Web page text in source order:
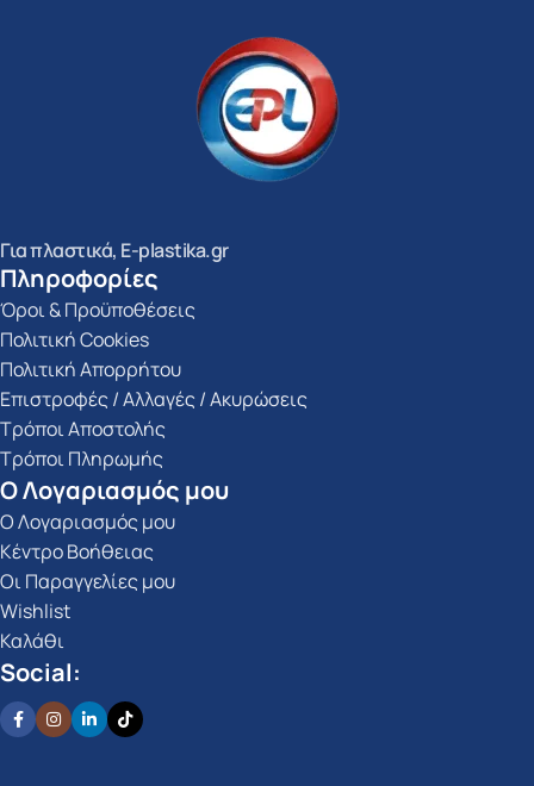
Για πλαστικά, E-plastika.gr
Πληροφορίες
Όροι & Προϋποθέσεις
Πολιτική Cookies
Πολιτική Απορρήτου
Επιστροφές / Αλλαγές / Ακυρώσεις
Τρόποι Αποστολής
Τρόποι Πληρωμής
Ο Λογαριασμός μου
Ο Λογαριασμός μου
Κέντρο Βοήθειας
Οι Παραγγελίες μου
Wishlist
Καλάθι
Social: